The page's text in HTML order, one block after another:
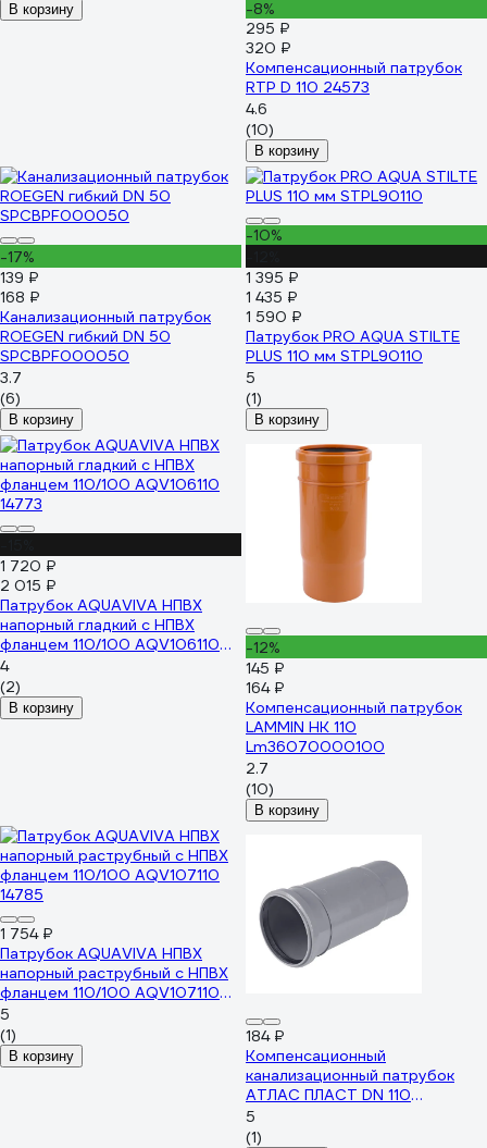
В корзину
-8%
295 ₽
320 ₽
Компенсационный патрубок
RTP D 110 24573
4.6
(10)
В корзину
-17%
139 ₽
168 ₽
Канализационный патрубок
ROEGEN гибкий DN 50
SPCBPF000050
3.7
(6)
В корзину
-10%
1 395 ₽
1 435 ₽
1 590 ₽
Патрубок PRO AQUA STILTE
PLUS 110 мм STPL90110
5
(1)
В корзину
1 720 ₽
2 015 ₽
Патрубок AQUAVIVA НПВХ
напорный гладкий с НПВХ
фланцем 110/100 AQV106110
14773
4
(2)
В корзину
-12%
145 ₽
164 ₽
Компенсационный патрубок
LAMMIN НК 110
Lm36070000100
2.7
(10)
В корзину
1 754 ₽
Патрубок AQUAVIVA НПВХ
напорный раструбный с НПВХ
фланцем 110/100 AQV107110
14785
5
(1)
В корзину
184 ₽
Компенсационный
канализационный патрубок
АТЛАС ПЛАСТ DN 110
SPCSС0000110
5
(1)